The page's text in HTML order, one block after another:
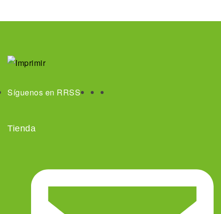
Síguenos en RRSS
Tienda